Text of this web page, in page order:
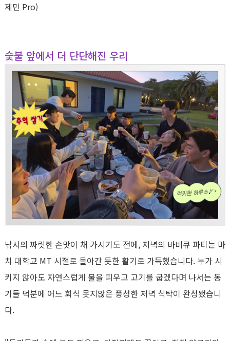
제민 Pro)
숯불 앞에서 더 단단해진 우리
낚시의 짜릿한 손맛이 채 가시기도 전에, 저녁의 바비큐 파티는 마
치 대학교 MT 시절로 돌아간 듯한 활기로 가득했습니다. 누가 시
키지 않아도 자연스럽게 불을 피우고 고기를 굽겠다며 나서는 동
기들 덕분에 어느 회식 못지않은 풍성한 저녁 식탁이 완성됐습니
다.